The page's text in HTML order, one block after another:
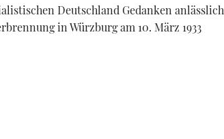
Deutschland Gedanken anlässlich
in Würzburg am 10. März 1933